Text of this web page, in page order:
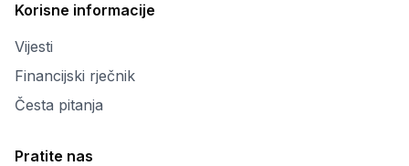
Korisne informacije
Vijesti
Financijski rječnik
Česta pitanja
Pratite nas